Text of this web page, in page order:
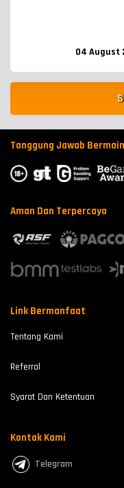
04 August
Tanggung Jawab Bermain
Aman Dan Terpercaya
Link Bermanfaat
Tentang Kami
Referral
Syarat Dan Ketentuan
Kontak Kami
Telegram